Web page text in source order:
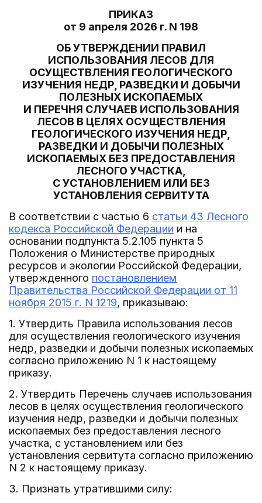
ПРИКАЗ
от 9 апреля 2026 г. N 198
ОБ УТВЕРЖДЕНИИ ПРАВИЛ
ИСПОЛЬЗОВАНИЯ ЛЕСОВ ДЛЯ
ОСУЩЕСТВЛЕНИЯ ГЕОЛОГИЧЕСКОГО
ИЗУЧЕНИЯ НЕДР, РАЗВЕДКИ И ДОБЫЧИ
ПОЛЕЗНЫХ ИСКОПАЕМЫХ
И ПЕРЕЧНЯ СЛУЧАЕВ ИСПОЛЬЗОВАНИЯ
ЛЕСОВ В ЦЕЛЯХ ОСУЩЕСТВЛЕНИЯ
ГЕОЛОГИЧЕСКОГО ИЗУЧЕНИЯ НЕДР,
РАЗВЕДКИ И ДОБЫЧИ ПОЛЕЗНЫХ
ИСКОПАЕМЫХ БЕЗ ПРЕДОСТАВЛЕНИЯ
ЛЕСНОГО УЧАСТКА,
С УСТАНОВЛЕНИЕМ ИЛИ БЕЗ
УСТАНОВЛЕНИЯ СЕРВИТУТА
В соответствии с частью 6 статьи 43 Лесного
кодекса Российской Федерации и на
основании подпункта 5.2.105 пункта 5
Положения о Министерстве природных
ресурсов и экологии Российской Федерации,
утвержденного постановлением
Правительства Российской Федерации от 11
ноября 2015 г. N 1219, приказываю:
1. Утвердить Правила использования лесов
для осуществления геологического изучения
недр, разведки и добычи полезных ископаемых
согласно приложению N 1 к настоящему
приказу.
2. Утвердить Перечень случаев использования
лесов в целях осуществления геологического
изучения недр, разведки и добычи полезных
ископаемых без предоставления лесного
участка, с установлением или без
установления сервитута согласно приложению
N 2 к настоящему приказу.
3. Признать утратившими силу: